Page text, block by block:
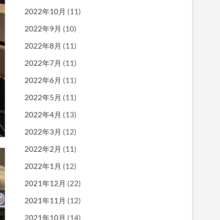
2022年10月 (11)
2022年9月 (10)
2022年8月 (11)
2022年7月 (11)
2022年6月 (11)
2022年5月 (11)
2022年4月 (13)
2022年3月 (12)
2022年2月 (11)
2022年1月 (12)
2021年12月 (22)
2021年11月 (12)
2021年10月 (14)